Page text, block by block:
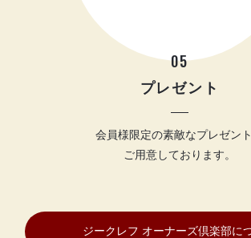
05
プレゼント
会員様限定の素敵なプレゼン
ご用意しております。
ジークレフ オーナーズ倶楽部に